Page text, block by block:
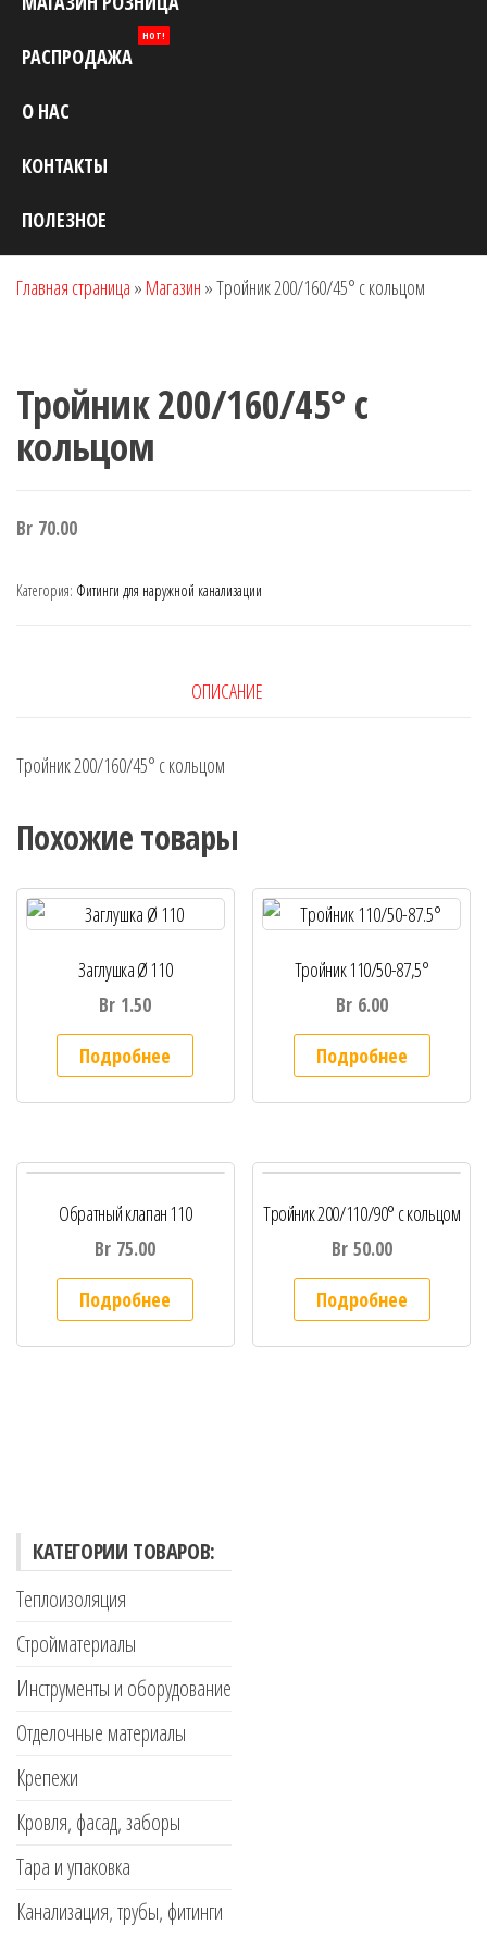
РАСПРОДАЖА
HOT!
О НАС
КОНТАКТЫ
ПОЛЕЗНОЕ
Главная страница » Магазин »Тройник 200/160/45° с кольцом
Тройник 200/160/45° с
кольцом
Br 70.00
Категория: Фитинги для наружной канализации
ОПИСАНИЕ
Тройник 200/160/45° с кольцом
Похожие товары
Заглушка Ø 110
Br 1.50
Подробнее
Тройник 110/50-87,5°
Br 6.00
Подробнее
Обратный клапан 110
Br 75.00
Подробнее
Тройник 200/110/90° с кольцом
Br 50.00
Подробнее
КАТЕГОРИИ ТОВАРОВ:
Теплоизоляция
Стройматериалы
Инструменты и оборудование
Отделочные материалы
Крепежи
Кровля, фасад, заборы
Тара и упаковка
Канализация, трубы, фитинги